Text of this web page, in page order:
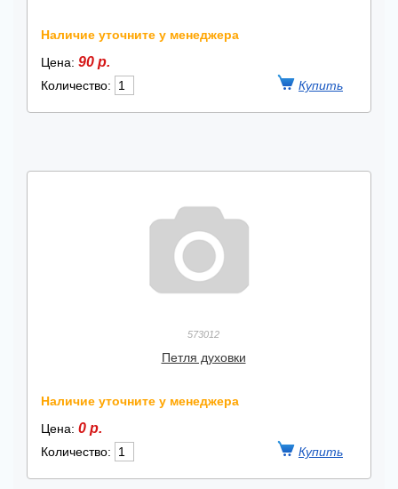
Наличие уточните у менеджера
Цена: 90 р.
Количество:
573012
Петля духовки
Наличие уточните у менеджера
Цена: 0 р.
Количество: